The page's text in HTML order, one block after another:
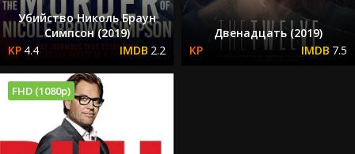
Убийство Николь Браун
Симпсон (2019)
4.4
2.2
Двенадцать (2019)
7.5
FHD (1080p)